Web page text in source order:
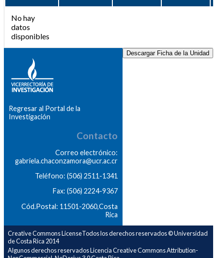
No hay
datos
disponibles
Descargar Ficha de la Unidad
Regresar al Portal de la
Investigación
Contacto
Correo electrónico:
gabriela.chaconzamora@ucr.ac.cr
Teléfono: (506) 2511-1341
Fax: (506) 2224-9367
Cód.Postal: 11501-2060,Costa
Rica
Creative Commons LicenseTodos los derechos reservados © Universidad
de Costa Rica 2014
Algunos derechos reservados Licencia Creative Commons Attribution-